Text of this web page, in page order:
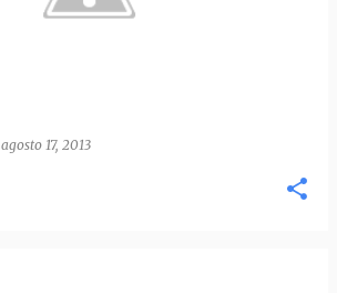
agosto 17, 2013